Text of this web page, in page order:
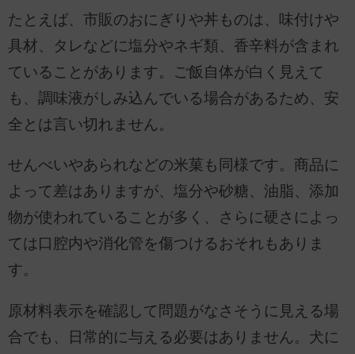
たとえば、市販のおにぎりや丼ものは、味付けや
具材、タレなどに塩分やネギ類、香辛料が含まれ
ていることがあります。ご飯自体が白く見えて
も、調味液がしみ込んでいる場合があるため、安
全とは言い切れません。
せんべいやあられなどの米菓も同様です。商品に
よって差はありますが、塩分や砂糖、油脂、添加
物が使われていることが多く、さらに硬さによっ
ては口腔内や消化管を傷つけるおそれもありま
す。
原材料表示を確認して問題がなさそうに見える場
合でも、日常的に与える必要はありません。犬に